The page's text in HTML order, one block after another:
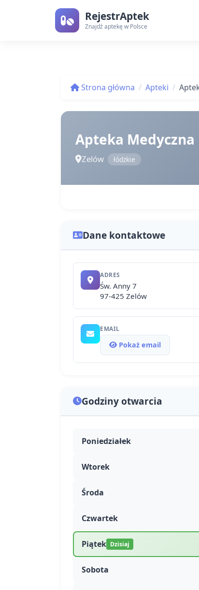
RejestrAptek
Znajdź aptekę w Polsce
Strona główna Apteki
Apteka Medyczna
Zelów łódzkie
Dane kontaktowe
ADRES
Św. Anny 7
97-425 Zelów
EMAIL
Pokaż email
Godziny otwarcia
Poniedziałek
Wtorek
Środa
Czwartek
Piątek Dzisiaj
Sobota